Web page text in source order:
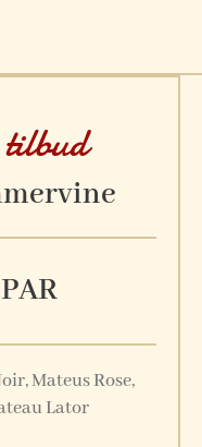
Mateus Rose,
Lator